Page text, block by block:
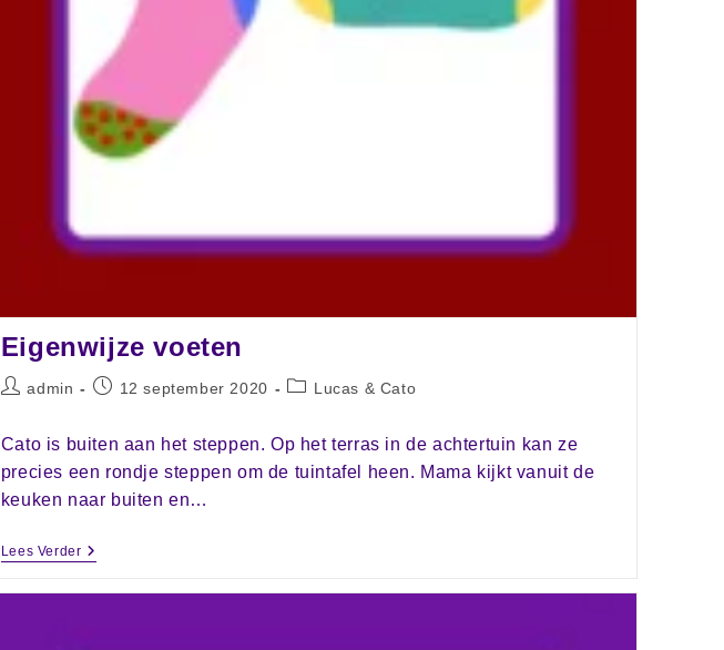
Eigenwijze voeten
admin 12 september 2020 Lucas & Cato
Cato is buiten aan het steppen. Op het terras in de achtertuin kan ze
precies een rondje steppen om de tuintafel heen. Mama kijkt vanuit de
keuken naar buiten en…
Lees Verder